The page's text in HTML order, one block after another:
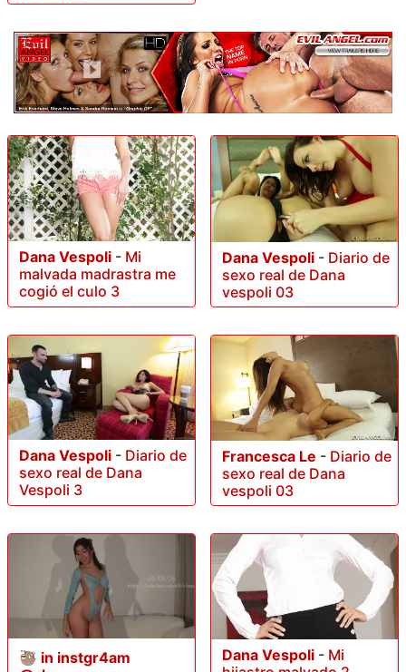
Dana Vespoli - Mi
malvada madrastra me
cogió el culo 3
Dana Vespoli - Diario de
sexo real de Dana
vespoli 03
Dana Vespoli - Diario de
sexo real de Dana
Vespoli 3
Francesca Le - Diario de
sexo real de Dana
vespoli 03
🦥 in instgr4am
Dana Vespoli - Mi